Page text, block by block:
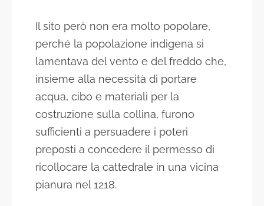
Il sito però non era molto popolare,
perché la popolazione indigena si
lamentava del vento e del freddo che,
insieme alla necessità di portare
acqua, cibo e materiali per la
costruzione sulla collina, furono
sufficienti a persuadere i poteri
preposti a concedere il permesso di
ricollocare la cattedrale in una vicina
pianura nel 1218.